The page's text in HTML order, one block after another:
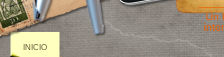
Un
INICIO